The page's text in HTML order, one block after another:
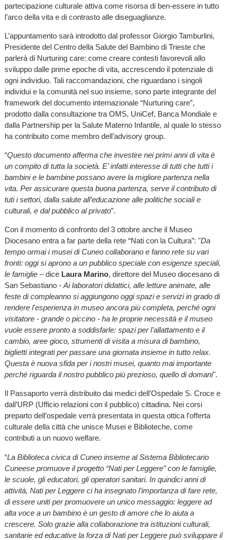
partecipazione culturale attiva come risorsa di ben-essere in tutto
l’arco della vita e di contrasto alle diseguaglianze.
L’appuntamento sarà introdotto dal professor Giorgio Tamburlini,
Presidente del Centro della Salute del Bambino di Trieste che
parlerà di Nurturing care: come creare contesti favorevoli allo
sviluppo dalle prime epoche di vita, accrescendo il potenziale di
ogni individuo. Tali raccomandazioni, che riguardano i singoli
individui e la comunità nel suo insieme, sono parte integrante del
framework del documento internazionale “Nurturing care”,
prodotto dalla consultazione tra OMS, UniCef, Banca Mondiale e
dalla Partnership per la Salute Materno Infantile, al quale lo stesso
ha contribuito come membro dell’advisory group.
“Questo documento afferma che investire nei primi anni di vita è
un compito di tutta la società. E’ infatti interesse di tutti che tutti i
bambini e le bambine possano avere la migliore partenza nella
vita. Per assicurare questa buona partenza, serve il contributo di
tuti i settori, dalla salute all’educazione alle politiche sociali e
culturali, e dal pubblico al privato”.
Con il momento di confronto del 3 ottobre anche il Museo
Diocesano entra a far parte della rete “Nati con la Cultura”: "Da
tempo ormai i musei di Cuneo collaborano e fanno rete su vari
fronti: oggi si aprono a un pubblico speciale con esigenze speciali,
le famiglie– dice Laura Marino, direttore del Museo diocesano di
San Sebastiano - Ai laboratori didattici, alle letture animate, alle
feste di compleanno si aggiungono oggi spazi e servizi in grado di
rendere l'esperienza in museo ancora più completa, perché ogni
visitatore - grande o piccino - ha le proprie necessità e il museo
vuole essere pronto a soddisfarle: spazi per l'allattamento e il
cambio, aree gioco, strumenti di visita a misura di bambino,
biglietti integrati per passare una giornata insieme in tutto relax.
Questa è nuova sfida per i nostri musei, quanto mai importante
perché riguarda il nostro pubblico più prezioso, quello di domani".
Il Passaporto verrà distribuito dai medici dell’Ospedale S. Croce e
dall’URP (Ufficio relazioni con il pubblico) cittadina. Nei corsi
preparto dell’ospedale verrà presentata in questa ottica l’offerta
culturale della città che unisce Musei e Biblioteche, come
contributi a un nuovo welfare.
“La Biblioteca civica di Cuneo insieme al Sistema Bibliotecario
Cuneese promuove il progetto “Nati per Leggere” con le famiglie,
le scuole, gli educatori, gli operatori sanitari. In quindici anni di
attività, Nati per Leggere ci ha insegnato l’importanza di fare rete,
di essere uniti per promuovere un unico messaggio: leggere ad
alta voce a un bambino è un gesto di amore che lo aiuta a
crescere. Solo grazie alla collaborazione tra istituzioni culturali,
sanitarie ed educative la forza di Nati per Leggere può sviluppare il